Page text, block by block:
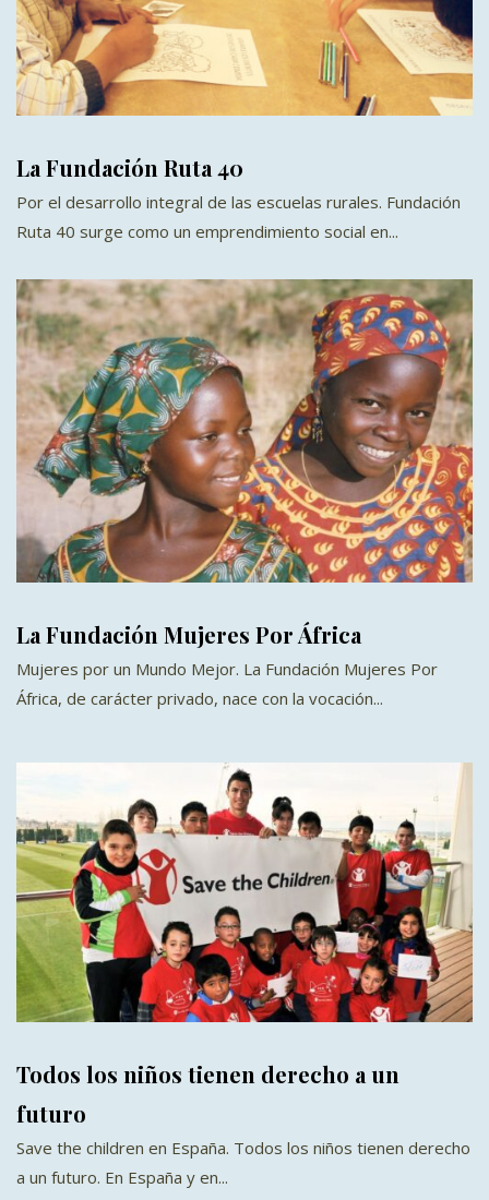
La Fundación Ruta 40
Por el desarrollo integral de las escuelas rurales. Fundación
Ruta 40 surge como un emprendimiento social en...
La Fundación Mujeres Por África
Mujeres por un Mundo Mejor. La Fundación Mujeres Por
África, de carácter privado, nace con la vocación...
Todos los niños tienen derecho a un
futuro
Save the children en España. Todos los niños tienen derecho
a un futuro. En España y en...